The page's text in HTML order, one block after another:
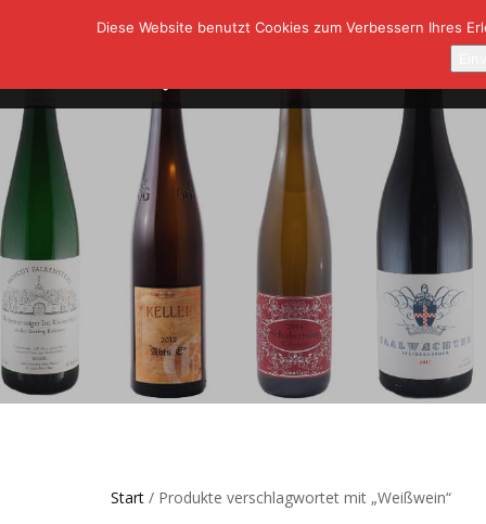
Start / Produkte verschlagwortet mit „Weißwein“
Diese Website benutzt Cookies zum Verbessern Ihres